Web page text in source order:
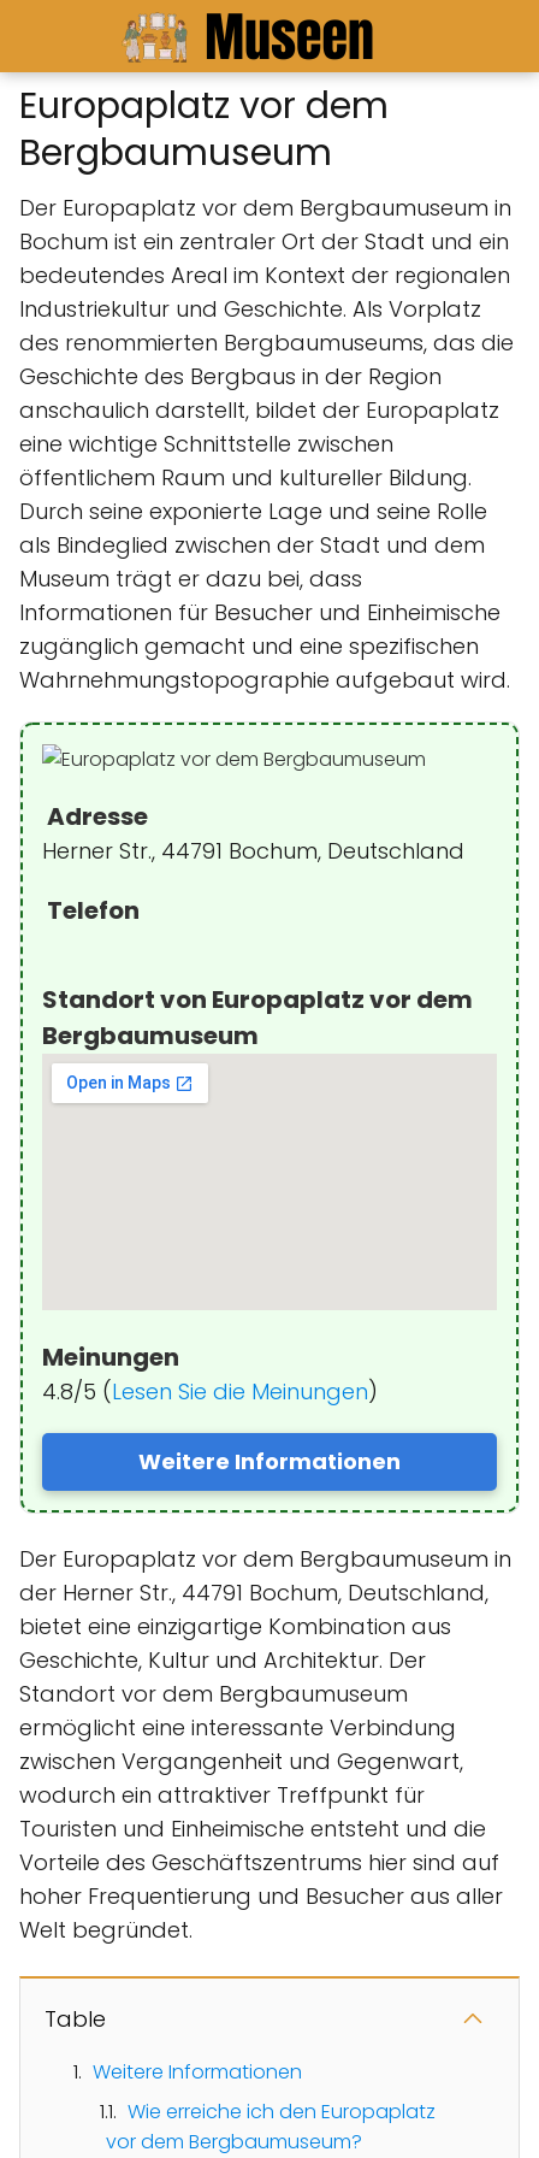
Europaplatz vor dem
Bergbaumuseum
Der Europaplatz vor dem Bergbaumuseum in
Bochum ist ein zentraler Ort der Stadt und ein
bedeutendes Areal im Kontext der regionalen
Industriekultur und Geschichte. Als Vorplatz
des renommierten Bergbaumuseums, das die
Geschichte des Bergbaus in der Region
anschaulich darstellt, bildet der Europaplatz
eine wichtige Schnittstelle zwischen
öffentlichem Raum und kultureller Bildung.
Durch seine exponierte Lage und seine Rolle
als Bindeglied zwischen der Stadt und dem
Museum trägt er dazu bei, dass
Informationen für Besucher und Einheimische
zugänglich gemacht und eine spezifischen
Wahrnehmungstopographie aufgebaut wird.
Adresse
Herner Str., 44791 Bochum, Deutschland
Telefon
Standort von Europaplatz vor dem
Bergbaumuseum
Meinungen
4.8/5 (Lesen Sie die Meinungen)
Weitere Informationen
Der Europaplatz vor dem Bergbaumuseum in
der Herner Str., 44791 Bochum, Deutschland,
bietet eine einzigartige Kombination aus
Geschichte, Kultur und Architektur. Der
Standort vor dem Bergbaumuseum
ermöglicht eine interessante Verbindung
zwischen Vergangenheit und Gegenwart,
wodurch ein attraktiver Treffpunkt für
Touristen und Einheimische entsteht und die
Vorteile des Geschäftszentrums hier sind auf
hoher Frequentierung und Besucher aus aller
Welt begründet.
Table
Weitere Informationen
Wie erreiche ich den Europaplatz
vor dem Bergbaumuseum?